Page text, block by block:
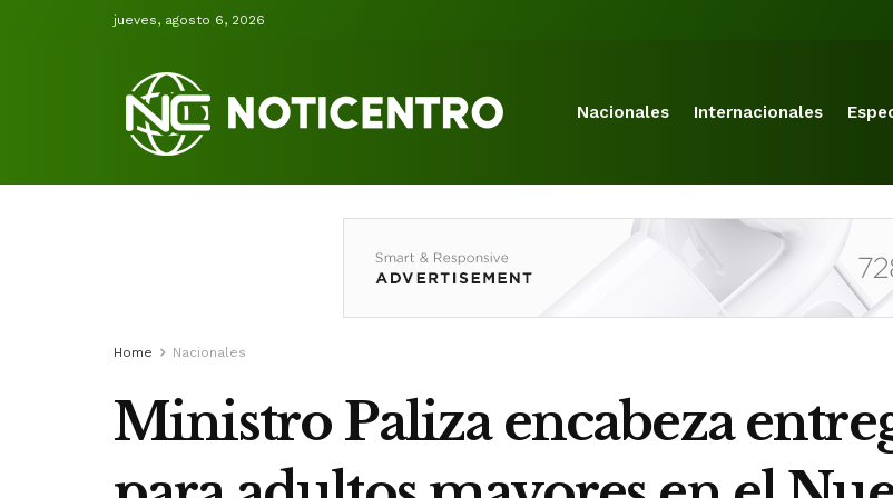
jueves, agosto 6, 2026
Nacionales Internacionales
Home Nacionales
Ministro Paliza encabeza